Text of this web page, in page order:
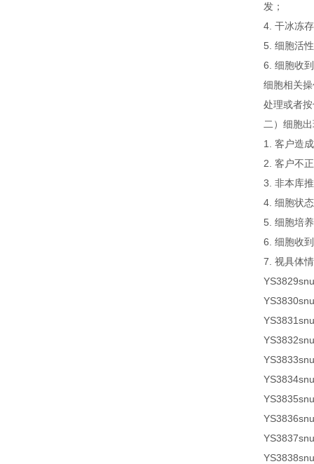
发；
4. 干冰冻
5. 细胞活
6. 细胞收
细胞相关
处理或者
二）细胞
1. 客户造
2. 客户不
3. 非本库
4. 细胞状
5. 细胞培
6. 细胞收
7. 视具体
YS3829